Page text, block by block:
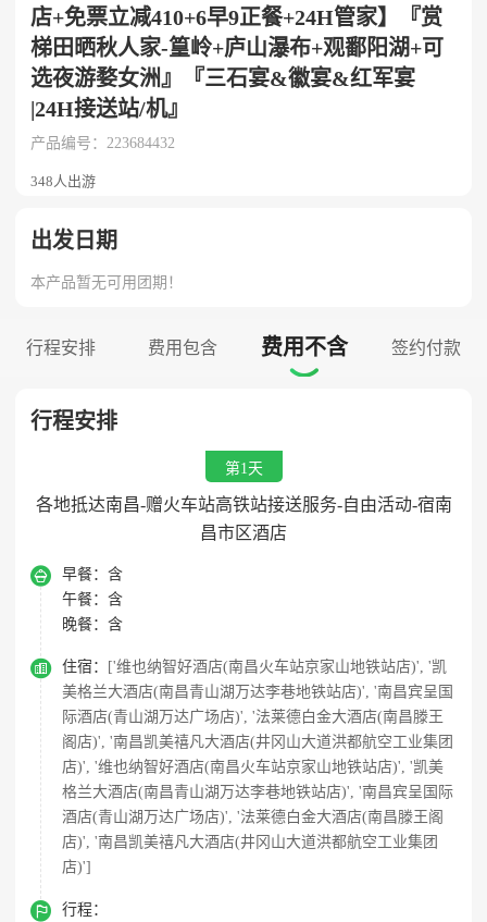
店+免票立减410+6早9正餐+24H管家】『赏
梯田晒秋人家-篁岭+庐山瀑布+观鄱阳湖+可
选夜游婺女洲』『三石宴&徽宴&红军宴
|24H接送站/机』
产品编号：223684432
348人出游
出发日期
本产品暂无可用团期！
行程安排 费用包含 费用不含 签约付款

行程安排
第1天
各地抵达南昌-赠火车站高铁站接送服务-自由活动-宿南
昌市区酒店
 早餐： 含
午餐： 含
晚餐： 含
 住宿：
['维也纳智好酒店(南昌火车站京家山地铁站店)', '凯
美格兰大酒店(南昌青山湖万达李巷地铁站店)', '南昌宾呈国
际酒店(青山湖万达广场店)', '法莱德白金大酒店(南昌滕王
阁店)', '南昌凯美禧凡大酒店(井冈山大道洪都航空工业集团
店)', '维也纳智好酒店(南昌火车站京家山地铁站店)', '凯美
格兰大酒店(南昌青山湖万达李巷地铁站店)', '南昌宾呈国际
酒店(青山湖万达广场店)', '法莱德白金大酒店(南昌滕王阁
店)', '南昌凯美禧凡大酒店(井冈山大道洪都航空工业集团
店)']

行程：